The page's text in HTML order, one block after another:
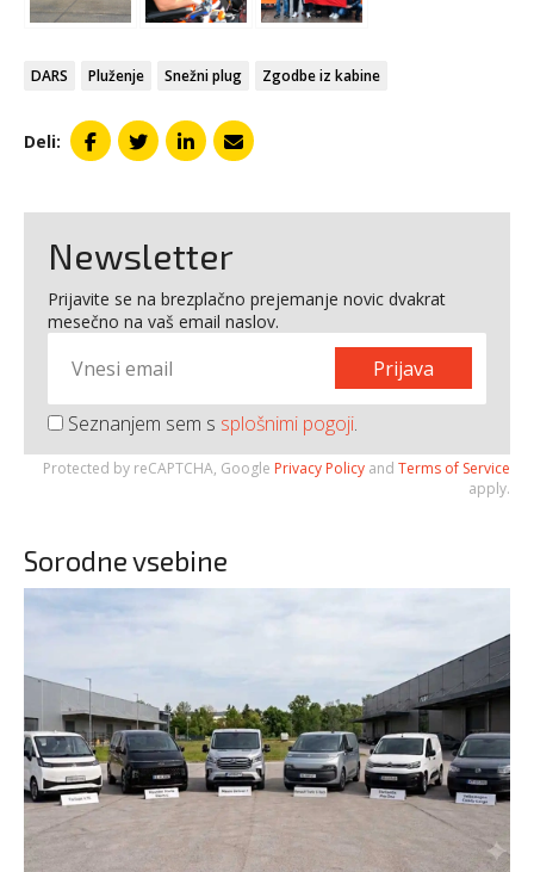
DARS Pluženje Snežni plug Zgodbe iz kabine
Deli:
Newsletter
Prijavite se na brezplačno prejemanje novic dvakrat
mesečno na vaš email naslov.
Prijava
Seznanjem sem s splošnimi pogoji.
Protected by reCAPTCHA, Google Privacy Policy and Terms of Service
apply.
Sorodne vsebine